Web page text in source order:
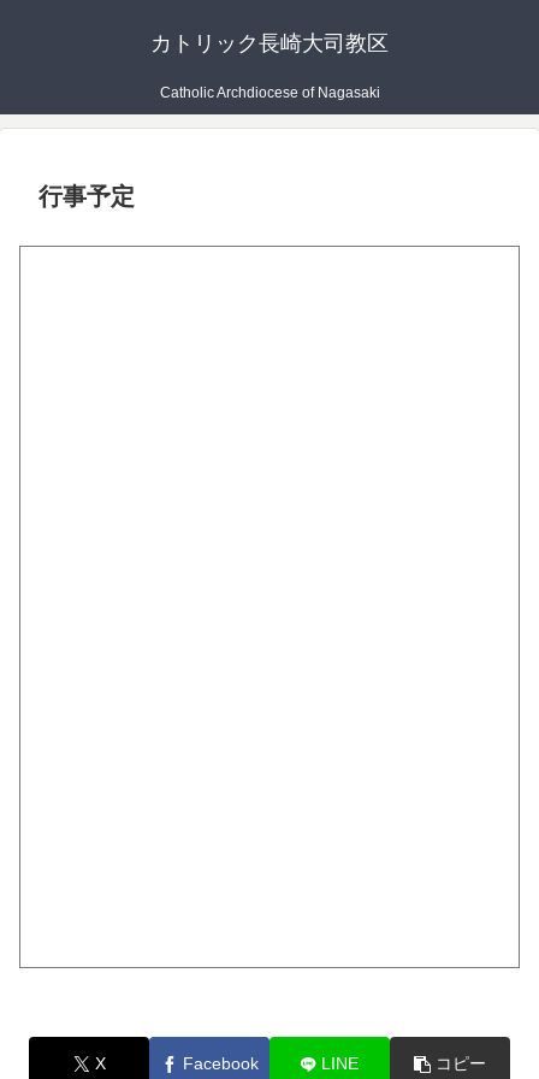
カトリック長崎大司教区
Catholic Archdiocese of Nagasaki
行事予定
X Facebook LINE コピー